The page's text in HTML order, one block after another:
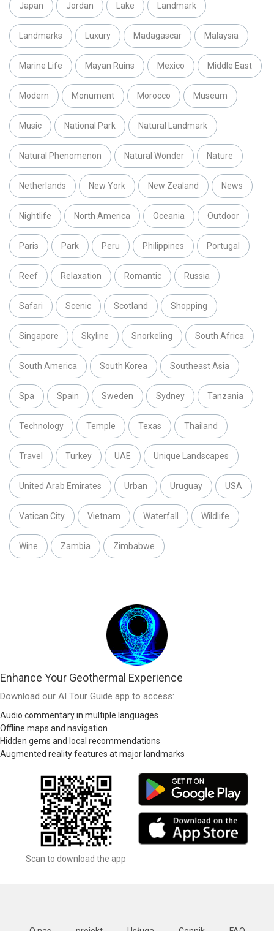
Japan Jordan Lake Landmark
Landmarks Luxury Madagascar Malaysia
Marine Life Mayan Ruins Mexico Middle East
Modern Monument Morocco Museum
Music National Park Natural Landmark
Natural Phenomenon Natural Wonder Nature
Netherlands New York New Zealand News
Nightlife North America Oceania Outdoor
Paris Park Peru Philippines Portugal
Reef Relaxation Romantic Russia
Safari Scenic Scotland Shopping
Singapore Skyline Snorkeling South Africa
South America South Korea Southeast Asia
Spa Spain Sweden Sydney Tanzania
Technology Temple Texas Thailand
Travel Turkey UAE Unique Landscapes
United Arab Emirates Urban Uruguay USA
Vatican City Vietnam Waterfall Wildlife
Wine Zambia Zimbabwe
Enhance Your Geothermal Experience
Download our AI Tour Guide app to access:
Audio commentary in multiple languages
Offline maps and navigation
Hidden gems and local recommendations
Augmented reality features at major landmarks
Scan to download the app